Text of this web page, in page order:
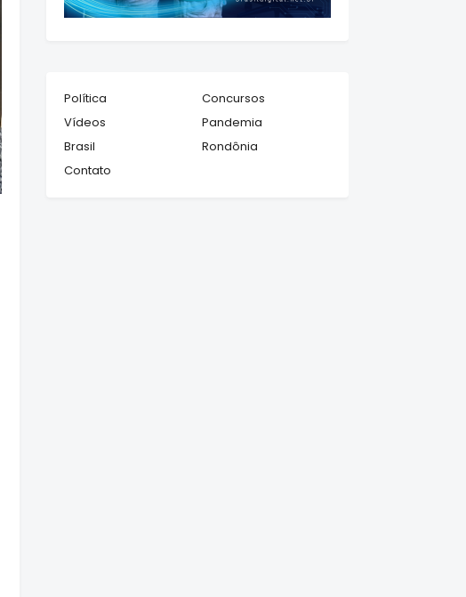
Política
Concursos
Vídeos
Pandemia
Brasil
Rondônia
Contato